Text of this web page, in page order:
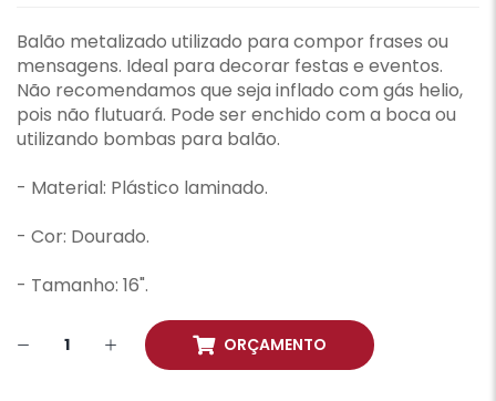
Balão metalizado utilizado para compor frases ou
mensagens. Ideal para decorar festas e eventos.
Não recomendamos que seja inflado com gás helio,
pois não flutuará. Pode ser enchido com a boca ou
utilizando bombas para balão.
- Material: Plástico laminado.
- Cor: Dourado.
- Tamanho: 16".
ORÇAMENTO